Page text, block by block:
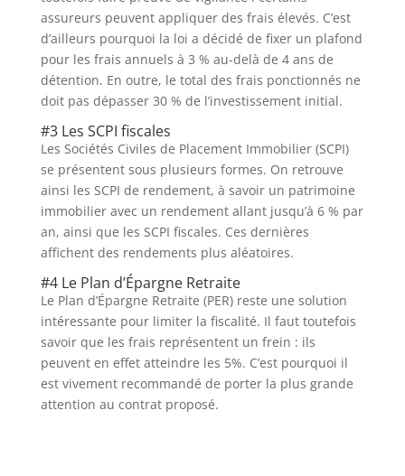
assureurs peuvent appliquer des frais élevés. C’est
d’ailleurs pourquoi la loi a décidé de fixer un plafond
pour les frais annuels à 3 % au-delà de 4 ans de
détention. En outre, le total des frais ponctionnés ne
doit pas dépasser 30 % de l’investissement initial.
#3 Les SCPI fiscales
Les Sociétés Civiles de Placement Immobilier (SCPI)
se présentent sous plusieurs formes. On retrouve
ainsi les SCPI de rendement, à savoir un patrimoine
immobilier avec un rendement allant jusqu’à 6 % par
an, ainsi que les SCPI fiscales. Ces dernières
affichent des rendements plus aléatoires.
#4 Le Plan d’Épargne Retraite
Le Plan d’Épargne Retraite (PER) reste une solution
intéressante pour limiter la fiscalité. Il faut toutefois
savoir que les frais représentent un frein : ils
peuvent en effet atteindre les 5%. C’est pourquoi il
est vivement recommandé de porter la plus grande
attention au contrat proposé.